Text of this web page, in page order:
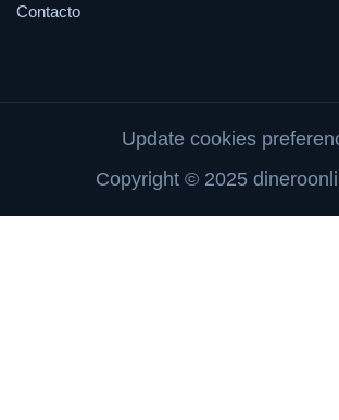
Contacto
Update cookies
Copyright © 2025